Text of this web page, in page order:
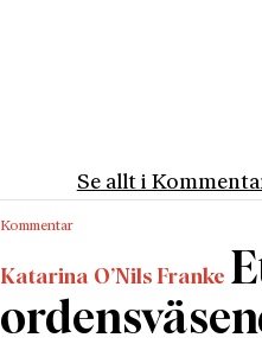
Se allt i
Kommentar
Katarina O’Nils Franke